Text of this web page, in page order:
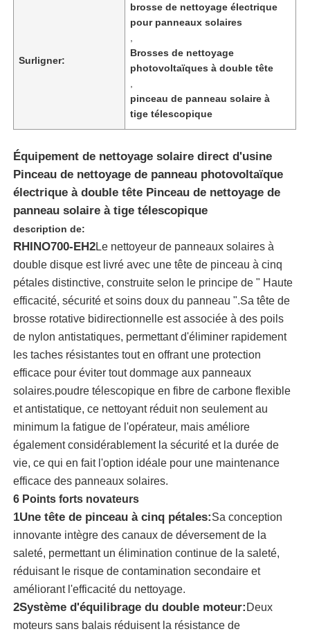
Aperçu
Produits
Vidéos
A propos de nous
Visite d'usine
Contrôle de la qualité
Contact
nouvelles
Tous les cas
Demande de soumission
Surligner:
brosse de nettoyage électrique
pour panneaux solaires
Brosses de nettoyage
photovoltaïques à double tête
pinceau de panneau solaire à
tige télescopique
Équipement de nettoyage solaire direct d'usine
Pinceau de nettoyage de panneau photovoltaïque
électrique à double tête Pinceau de nettoyage de
panneau solaire à tige télescopique
description de:
RHINO700-EH2Le nettoyeur de panneaux solaires à
double disque est livré avec une tête de pinceau à cinq
pétales distinctive, construite selon le principe de " Haute
efficacité, sécurité et soins doux du panneau ".Sa tête de
brosse rotative bidirectionnelle est associée à des poils
de nylon antistatiques, permettant d'éliminer rapidement
les taches résistantes tout en offrant une protection
efficace pour éviter tout dommage aux panneaux
solaires.poudre télescopique en fibre de carbone flexible
et antistatique, ce nettoyant réduit non seulement au
minimum la fatigue de l'opérateur, mais améliore
également considérablement la sécurité et la durée de
vie, ce qui en fait l'option idéale pour une maintenance
efficace des panneaux solaires.
6 Points forts novateurs
1Une tête de pinceau à cinq pétales:Sa conception
innovante intègre des canaux de déversement de la
saleté, permettant un élimination continue de la saleté,
réduisant le risque de contamination secondaire et
améliorant l'efficacité du nettoyage.
2Système d'équilibrage du double moteur: Deux
moteurs sans balais réduisent la résistance de